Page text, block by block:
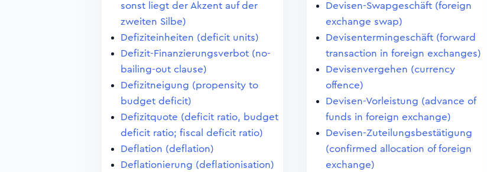
sonst liegt der Akzent auf der
zweiten Silbe)
Defiziteinheiten (deficit units)
Defizit-Finanzierungsverbot (no-
bailing-out clause)
Defizitneigung (propensity to
budget deficit)
Defizitquote (deficit ratio, budget
deficit ratio; fiscal deficit ratio)
Deflation (deflation)
Deflationierung (deflationisation)
Devisen-Swapgeschäft (foreign
exchange swap)
Devisentermingeschäft (forward
transaction in foreign exchanges)
Devisenvergehen (currency
offence)
Devisen-Vorleistung (advance of
funds in foreign exchange)
Devisen-Zuteilungsbestätigung
(confirmed allocation of foreign
exchange)